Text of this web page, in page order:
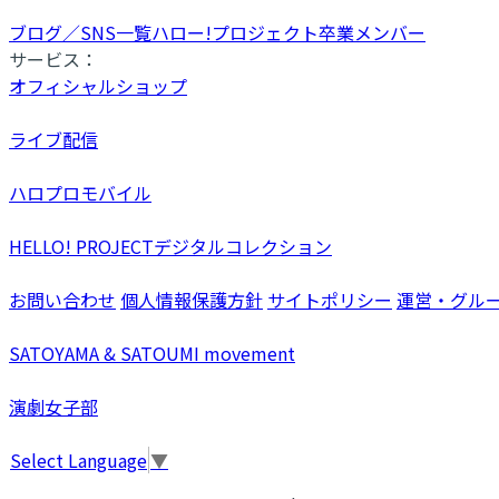
ブログ／SNS一覧ハロー!プロジェクト卒業メンバー
サービス：
オフィシャルショップ
ライブ配信
ハロプロモバイル
HELLO! PROJECTデジタルコレクション
お問い合わせ 個人情報保護方針 サイトポリシー 運営・グル
SATOYAMA & SATOUMI movement
演劇女子部
Select Language▼